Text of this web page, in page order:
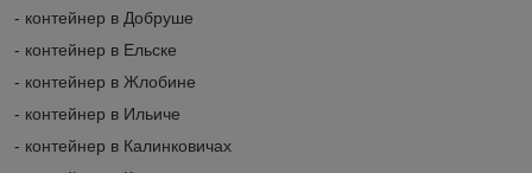
- контейнер в Добруше
- контейнер в Ельске
- контейнер в Жлобине
- контейнер в Ильиче
- контейнер в Калинковичах